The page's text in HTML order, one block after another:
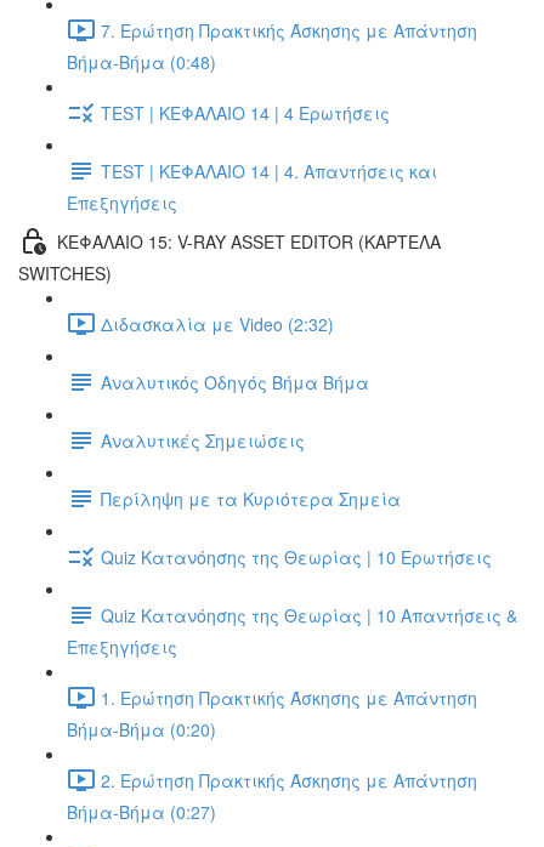
7. Ερώτηση Πρακτικής Άσκησης με Απάντηση
Βήμα-Βήμα (0:48)
TEST | ΚΕΦΑΛΑΙΟ 14 | 4 Ερωτήσεις
TEST | ΚΕΦΑΛΑΙΟ 14 | 4. Απαντήσεις και
Επεξηγήσεις
ΚΕΦΑΛΑΙΟ 15: V-RAY ASSET EDITOR (ΚΑΡΤΕΛΑ
SWITCHES)
Διδασκαλία με Video (2:32)
Αναλυτικός Οδηγός Βήμα Βήμα
Αναλυτικές Σημειώσεις
Περίληψη με τα Κυριότερα Σημεία
Quiz Κατανόησης της Θεωρίας | 10 Ερωτήσεις
Quiz Κατανόησης της Θεωρίας | 10 Απαντήσεις &
Επεξηγήσεις
1. Ερώτηση Πρακτικής Άσκησης με Απάντηση
Βήμα-Βήμα (0:20)
2. Ερώτηση Πρακτικής Άσκησης με Απάντηση
Βήμα-Βήμα (0:27)